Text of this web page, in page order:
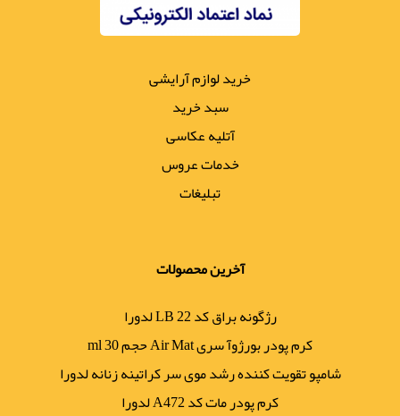
خرید لوازم آرایشی
سبد خرید
آتلیه عکاسی
خدمات عروس
تبلیغات
آخرین محصولات
رژگونه براق کد LB 22 لدورا
کرم پودر بورژوآ سری Air Mat حجم 30 ml
شامپو تقویت کننده رشد موی سر کراتینه زنانه لدورا
کرم پودر مات کد A472 لدورا